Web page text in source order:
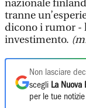
nazionale
tranne
dicono i rumor -
investimento.
Non lasciare
scegli La Nuova
per le tue